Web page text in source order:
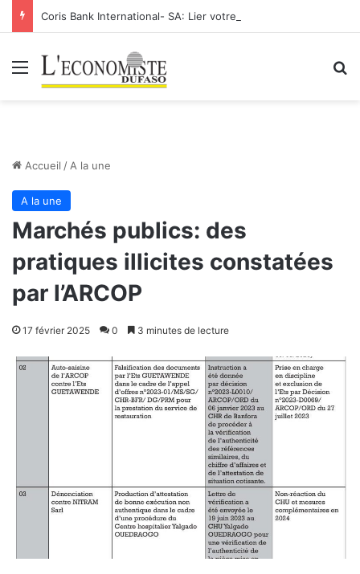
Menu
Accueil / A la une
A la une
Marchés publics: des
pratiques illicites constatées
par l’ARCOP
17 février 2025 0 3 minutes de lecture